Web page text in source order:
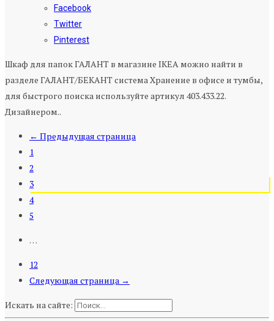
Facebook
Twitter
Pinterest
Шкаф для папок ГАЛАНТ в магазине IKEA можно найти в
разделе ГАЛАНТ/БЕКАНТ система Хранение в офисе и тумбы,
для быстрого поиска используйте артикул 403.433.22.
Дизайнером..
← Предыдущая страница
1
2
3
4
5
…
12
Следующая страница →
Искать на сайте: